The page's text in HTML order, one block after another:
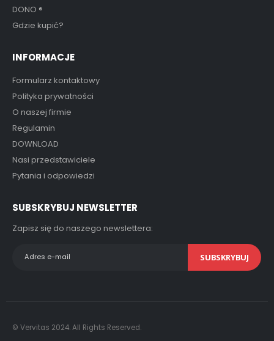
DONO ®
Gdzie kupić?
INFORMACJE
Formularz kontaktowy
Polityka prywatności
O naszej firmie
Regulamin
DOWNLOAD
Nasi przedstawiciele
Pytania i odpowiedzi
SUBSKRYBUJ NEWSLETTER
Zapisz się do naszego newslettera:
SUBSKRYBUJ
© Vervitas 2024. All Rights Reserved.